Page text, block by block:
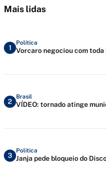
Mais lidas
1
Política
Vorcaro negociou com
2
Brasil
VÍDEO: tornado atinge
3
Política
Janja pede bloqueio do